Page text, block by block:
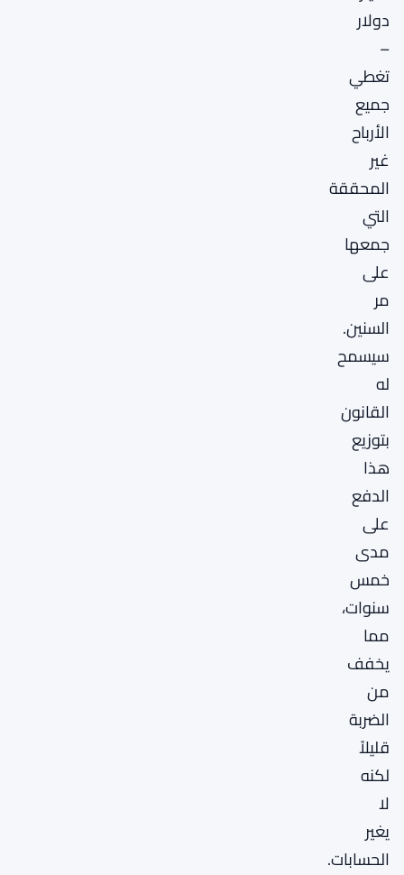
دولار
–
تغطي
جميع
الأرباح
غير
المحققة
التي
جمعها
على
مر
السنين.
سيسمح
له
القانون
بتوزيع
هذا
الدفع
على
مدى
خمس
سنوات،
مما
يخفف
من
الضربة
قليلاً
لكنه
لا
يغير
الحسابات.